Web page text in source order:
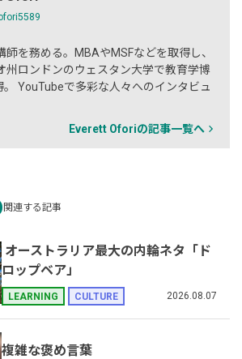
を務める。MBAやMSFなどを取得し、
州ロンドンのウェスタン大学で教育学博
。 YouTubeで多彩な人々へのインタビュ
Everett Oforiの記事一覧へ
関連する記事
オーストラリア最大の内輪ネタ「ド
ロップベア」
LEARNING CULTURE 2026.08.07
複雑な褒め言葉